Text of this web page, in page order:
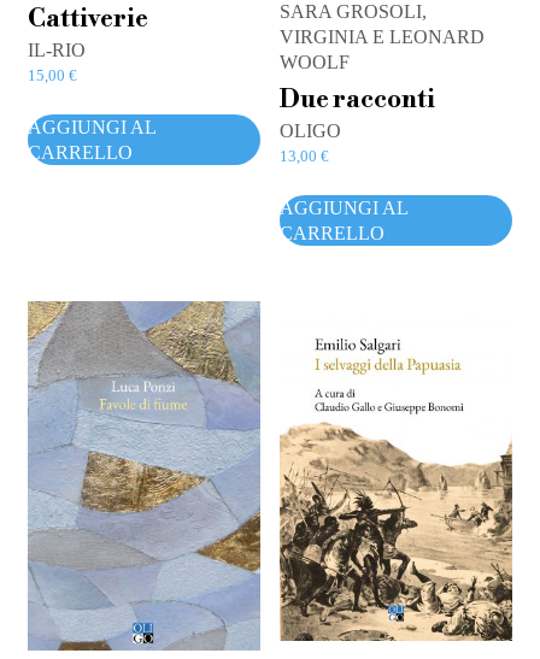
Cattiverie
IL-RIO
15,00 €
AGGIUNGI AL
CARRELLO
SARA GROSOLI,
VIRGINIA E LEONARD
WOOLF
Due racconti
OLIGO
13,00€
AGGIUNGI AL
CARRELLO